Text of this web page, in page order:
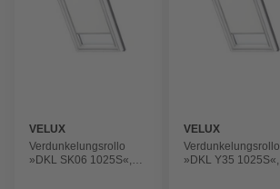
VELUX
Verdunkelungsrollo
»DKL SK06 1025S«,
VELUX
Verdunkelungsrollo
»DKL Y35 1025S«,